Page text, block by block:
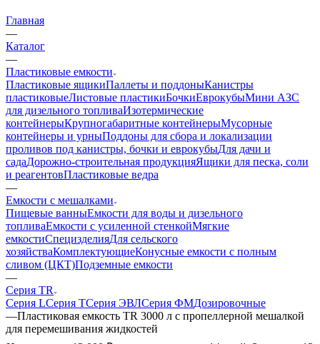
Главная
—
Каталог
—
Пластиковые емкости
Пластиковые ящикиПаллеты и поддоныКанистры
пластиковыеЛистовые пластикиБочкиЕврокубыМини АЗС
для дизельного топливаИзотермические
контейнерыКрупногабаритные контейнерыМусорные
контейнеры и урныПоддоны для сбора и локализации
проливов под канистры, бочки и еврокубыДля дачи и
садаДорожно-строительная продукцияЯщики для песка, соли
и реагентовПластиковые ведра
—
Емкости с мешалками
Пищевые ванныЕмкости для воды и дизельного
топливаЕмкости с усиленной стенкойМягкие
емкостиСпецизделияДля сельского
хозяйстваКомплектующиеКонусные емкости с полным
сливом (ЦКТ)Подземные емкости
—
Серия TR
Серия LСерия TСерия ЭВЛСерия ФМДозировочные
—Пластиковая емкость TR 3000 л с пропеллерной мешалкой
для перемешивания жидкостей